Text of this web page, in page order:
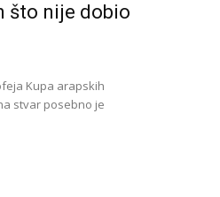
što nije dobio
Kupa arapskih
stvar posebno je